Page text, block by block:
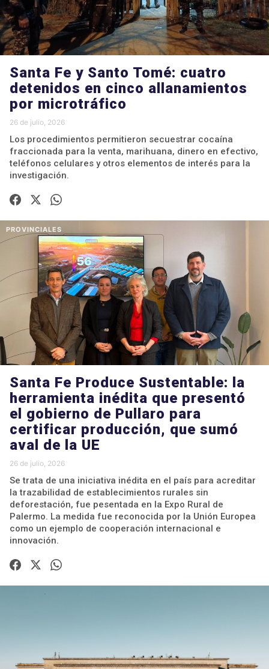
Santa Fe y Santo Tomé: cuatro
detenidos en cinco allanamientos
por microtráfico
26 de julio, 2026
Los procedimientos permitieron secuestrar cocaína
fraccionada para la venta, marihuana, dinero en efectivo,
teléfonos celulares y otros elementos de interés para la
investigación.
PROVINCIALES
Santa Fe Produce Sustentable: la
herramienta inédita que presentó
el gobierno de Pullaro para
certificar producción, que sumó
aval de la UE
26 de julio, 2026
Se trata de una iniciativa inédita en el país para acreditar
la trazabilidad de establecimientos rurales sin
deforestación, fue pesentada en la Expo Rural de
Palermo. La medida fue reconocida por la Unión Europea
como un ejemplo de cooperación internacional e
innovación.